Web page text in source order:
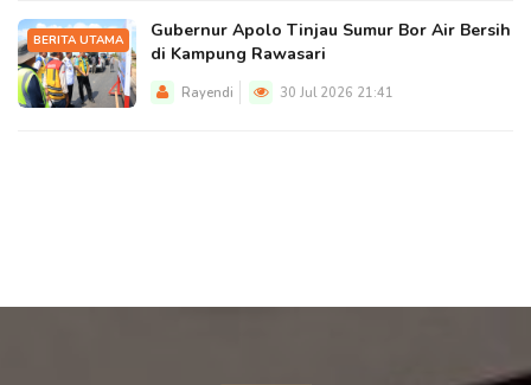
BERITA UTAMA
Gubernur Apolo Tinjau Sumur Bor Air Bersih
di Kampung Rawasari
Rayendi 30 Jul 2026 21:41